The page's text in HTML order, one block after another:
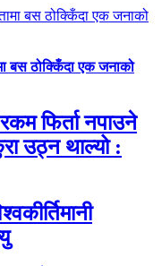
बस ठोक्किँदा एक जनाको
फिर्ता नपाउने
उठ्न थाल्यो :